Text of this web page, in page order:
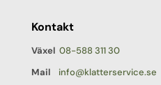
Kontakt
Växel 08-588 311 30
Mail info@klatterservice.se